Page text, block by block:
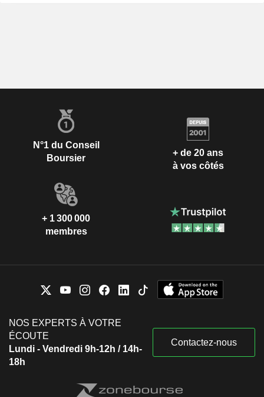
N°1 du Conseil
Boursier
+ de 20 ans
à vos côtés
+ 1 300 000
membres
NOS EXPERTS À VOTRE
ÉCOUTE
Lundi - Vendredi 9h-12h / 14h-
18h
Contactez-nous